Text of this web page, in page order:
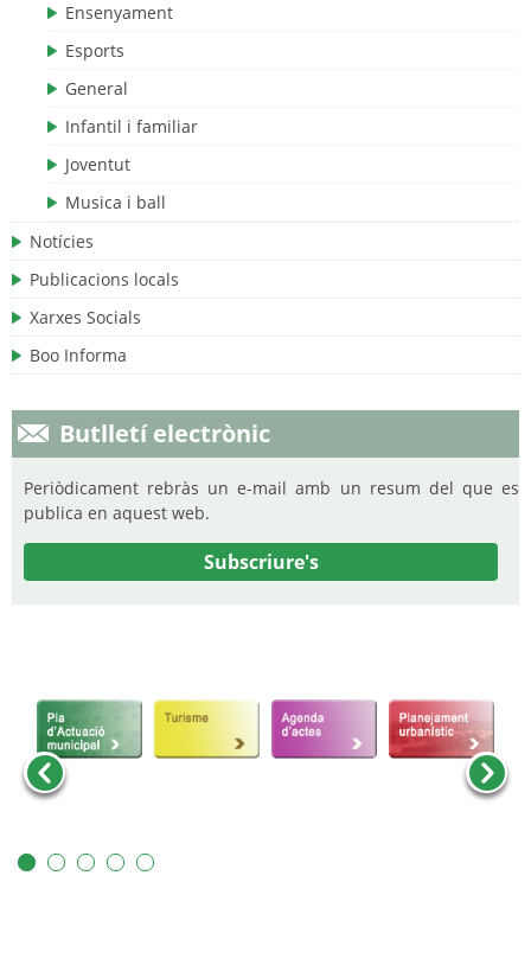
Ensenyament
Esports
General
Infantil i familiar
Joventut
Musica i ball
Notícies
Publicacions locals
Xarxes Socials
Boo Informa
Butlletí electrònic
Periòdicament rebràs un e-mail amb un resum del que es
publica en aquest web.
Subscriure's